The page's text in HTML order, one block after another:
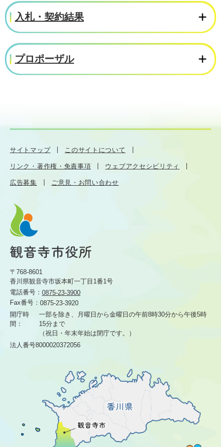
入札・契約結果
プロポーザル
サイトマップ このサイトについて
リンク・著作権・免責事項 ウェブアクセシビリティ
広告募集 ご意見・お問い合わせ
〒768-8601
香川県観音寺市坂本町一丁目1番1号
電話番号： 0875-23-3900
Fax番号： 0875-23-3920
開庁時
間：
一部を除き、月曜日から金曜日の午前8時30分から午後5時
15分まで
（祝日・年末年始は閉庁です。）
法人番号8000020372056